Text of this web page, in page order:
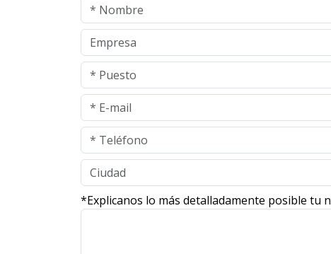
*Explicanos lo más detalladamente posible tu